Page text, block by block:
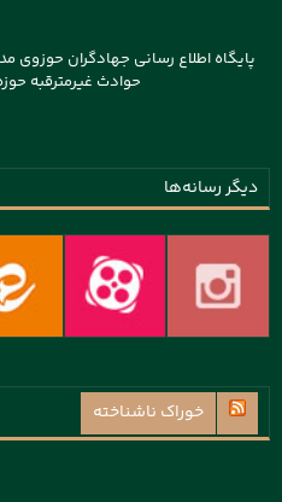
پایگاه اطلاع رسانی جهادگران حوزوی
حوادث غیرمترقبه
دیگر رسانه‌ها
خوراک ناشناخته